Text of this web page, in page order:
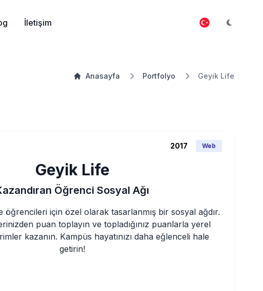
İletişim
Anasayfa Portfolyo Geyik Life
2017 Web
Geyik Life
Öğrenci Sosyal Ağı
öğrencileri için özel olarak tasarlanmış bir sosyal ağdır.
puan toplayın ve topladığınız puanlarla yerel
kazanın. Kampüs hayatınızı daha eğlenceli hale
getirin!